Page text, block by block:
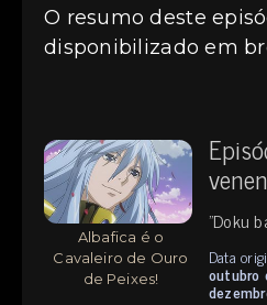
O resumo deste
disponibilizado em
Albafica é o
Cavaleiro de Ouro
de Peixes!
"Doku
Data
outubro